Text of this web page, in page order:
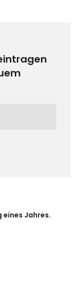
eines Jahres.